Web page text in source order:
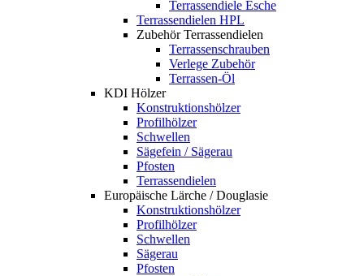
Terrassendiele Esche
Terrassendielen HPL
Zubehör Terrassendielen
Terrassenschrauben
Verlege Zubehör
Terrassen-Öl
KDI Hölzer
Konstruktionshölzer
Profilhölzer
Schwellen
Sägefein / Sägerau
Pfosten
Terrassendielen
Europäische Lärche / Douglasie
Konstruktionshölzer
Profilhölzer
Schwellen
Sägerau
Pfosten